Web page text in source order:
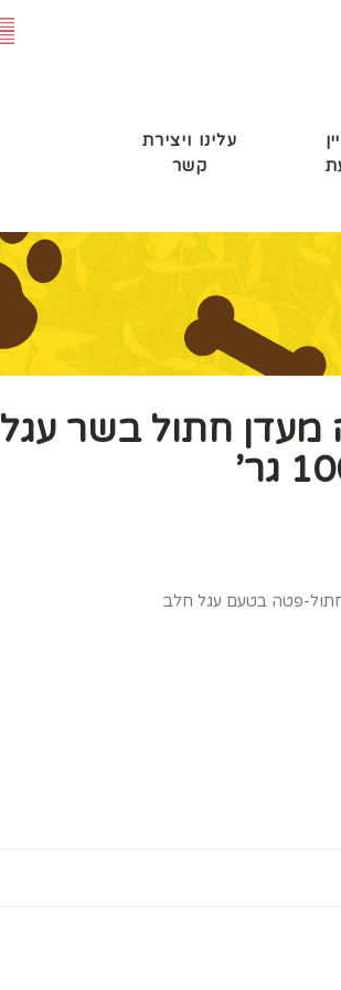
עלינו ויצירת
קשר
מעדן חתול בשר עגל
פטה בטעם עגל חלב